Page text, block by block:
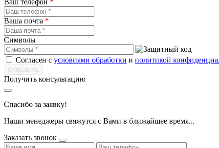
Ваш телефон *
Ваша почта *
Символы
Согласен с условиями обработки и политикой
Получить консультацию
Спасибо за заявку!
Наши менеджеры свяжутся с Вами в ближайшее время...
Заказать звонок